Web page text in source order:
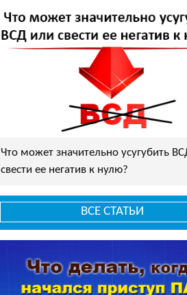
Что может значительно усугубить
свести ее негатив к нулю?
ВСЕ СТАТЬИ